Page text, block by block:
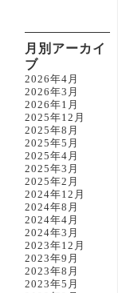
月別アーカイ
ブ
2026年4月
2026年3月
2026年1月
2025年12月
2025年8月
2025年5月
2025年4月
2025年3月
2025年2月
2024年12月
2024年8月
2024年4月
2024年3月
2023年12月
2023年9月
2023年8月
2023年5月